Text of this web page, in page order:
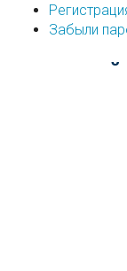
Забыли
...или